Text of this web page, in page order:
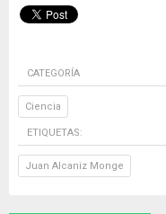
CATEGORÍA
Ciencia
ETIQUETAS:
Juan Alcaniz Monge